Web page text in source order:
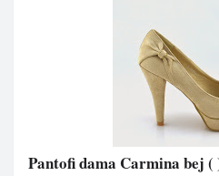
Pantofi dama Carmina bej (